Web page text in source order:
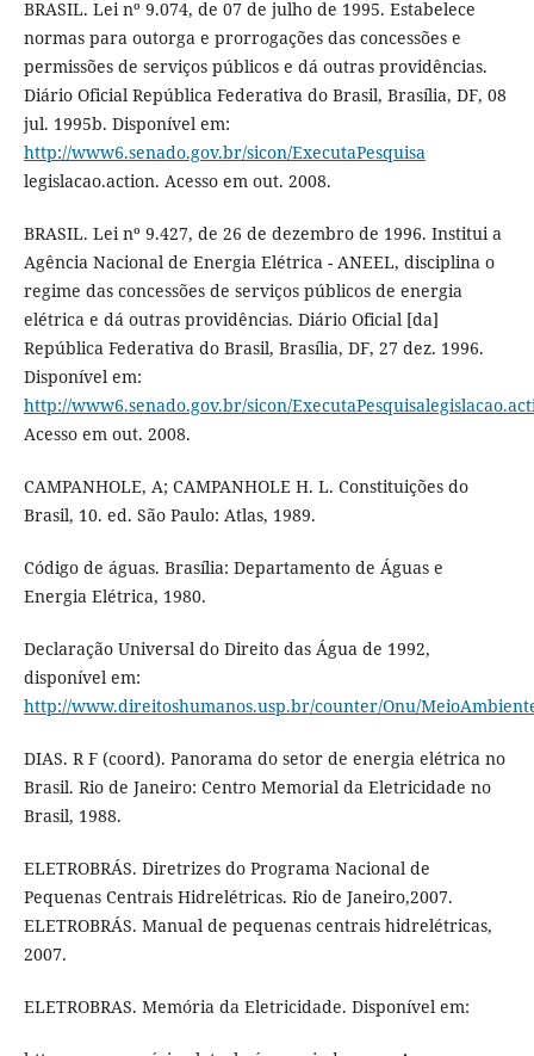
BRASIL. Lei nº 9.074, de 07 de julho de 1995. Estabelece
normas para outorga e prorrogações das concessões e
permissões de serviços públicos e dá outras providências.
Diário Oficial República Federativa do Brasil, Brasília, DF, 08
jul. 1995b. Disponível em:
http://www6.senado.gov.br/sicon/ExecutaPesquisa
legislacao.action. Acesso em out. 2008.
BRASIL. Lei nº 9.427, de 26 de dezembro de 1996. Institui a
Agência Nacional de Energia Elétrica - ANEEL, disciplina o
regime das concessões de serviços públicos de energia
elétrica e dá outras providências. Diário Oficial [da]
República Federativa do Brasil, Brasília, DF, 27 dez. 1996.
Disponível em:
http://www6.senado.gov.br/sicon/
Acesso em out. 2008.
CAMPANHOLE, A; CAMPANHOLE H. L. Constituições do
Brasil, 10. ed. São Paulo: Atlas, 1989.
Código de águas. Brasília: Departamento de Águas e
Energia Elétrica, 1980.
Declaração Universal do Direito das Água de 1992,
disponível em:
http://www.direitoshumanos.usp.br/counter/Onu/
DIAS. R F (coord). Panorama do setor de energia elétrica no
Brasil. Rio de Janeiro: Centro Memorial da Eletricidade no
Brasil, 1988.
ELETROBRÁS. Diretrizes do Programa Nacional de
Pequenas Centrais Hidrelétricas. Rio de Janeiro,2007.
ELETROBRÁS. Manual de pequenas centrais hidrelétricas,
2007.
ELETROBRAS. Memória da Eletricidade. Disponível em: